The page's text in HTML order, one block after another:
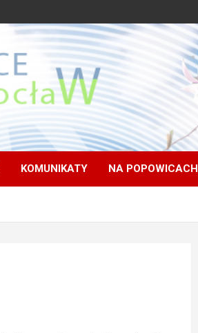
KOMUNIKATY NA POPOWICACH